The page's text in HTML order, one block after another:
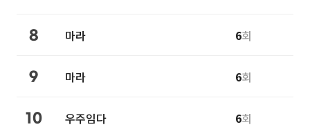
8 마라 6회
9 마라 6회
10 우주임다 6회